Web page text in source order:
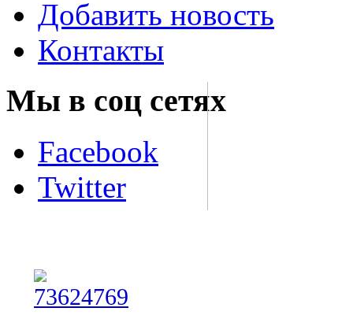
Добавить новость
Контакты
Мы в соц сетях
Facebook
Twitter